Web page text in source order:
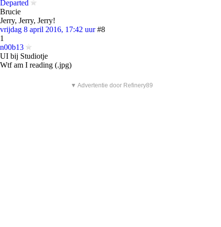
Departed
Brucie
Jerry, Jerry, Jerry!
vrijdag 8 april 2016, 17:42 uur #8
1
n00b13
UI bij Studiotje
Wtf am I reading (.jpg)
▼ Advertentie door Refinery89